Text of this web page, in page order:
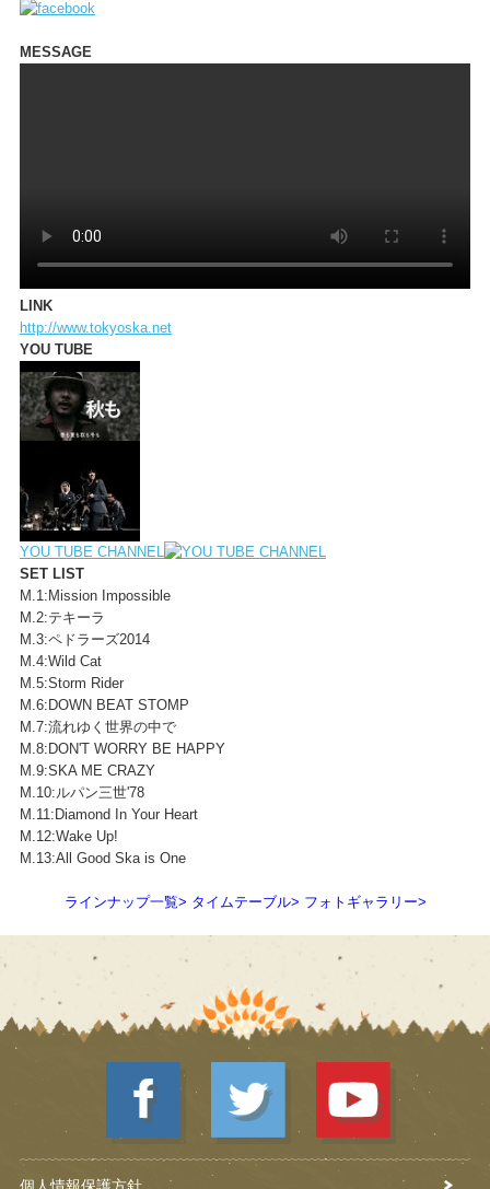
MESSAGE
LINK
http://www.tokyoska.net
YOU TUBE
YOU TUBE CHANNEL
SET LIST
M.1:Mission Impossible
M.2:テキーラ
M.3:ペドラーズ2014
M.4:Wild Cat
M.5:Storm Rider
M.6:DOWN BEAT STOMP
M.7:流れゆく世界の中で
M.8:DON'T WORRY BE HAPPY
M.9:SKA ME CRAZY
M.10:ルパン三世'78
M.11:Diamond In Your Heart
M.12:Wake Up!
M.13:All Good Ska is One
ラインナップ一覧> タイムテーブル> フォトギャラリー>